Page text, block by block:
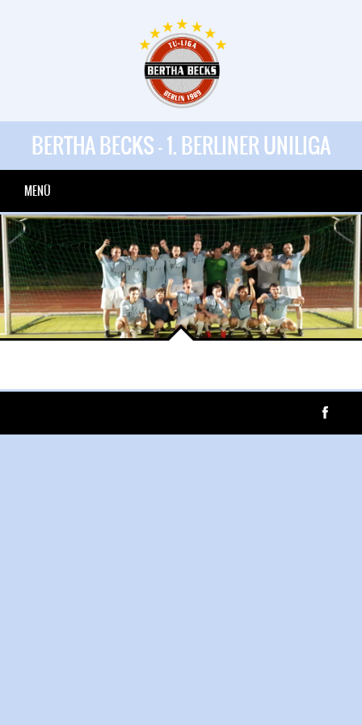
BERTHA BECKS - 1. BERLINER UNILIGA
MENÜ